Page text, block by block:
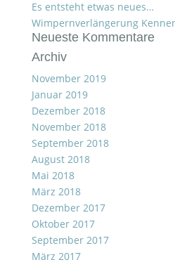
Es entsteht etwas neues…
Wimpernverlängerung
Neueste Kommentare
Archiv
November 2019
Januar 2019
Dezember 2018
November 2018
September 2018
August 2018
Mai 2018
März 2018
Dezember 2017
Oktober 2017
September 2017
März 2017